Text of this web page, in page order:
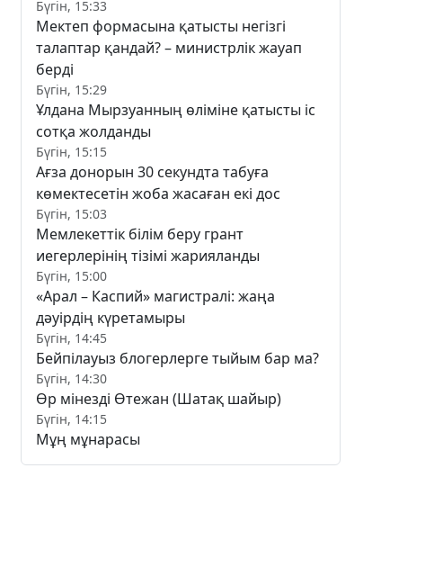
Бүгін, 15:33
Мектеп формасына қатысты негізгі
талаптар қандай? – министрлік жауап
берді
Бүгін, 15:29
Ұлдана Мырзуанның өліміне қатысты іс
сотқа жолданды
Бүгін, 15:15
Ағза донорын 30 секундта табуға
көмектесетін жоба жасаған екі дос
Бүгін, 15:03
Мемлекеттік білім беру грант
иегерлерінің тізімі жарияланды
Бүгін, 15:00
«Арал – Каспий» магистралі: жаңа
дәуірдің күретамыры
Бүгін, 14:45
Бейпілауыз блогерлерге тыйым бар ма?
Бүгін, 14:30
Өр мінезді Өтежан (Шатақ шайыр)
Бүгін, 14:15
Мұң мұнарасы